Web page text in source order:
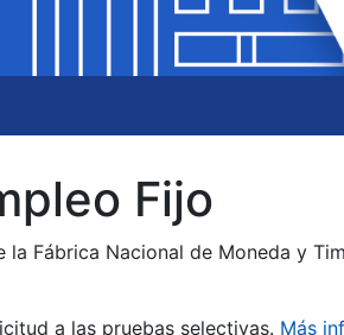
Fijo
Fábrica Nacional de Moneda y
a las pruebas selectivas. Más